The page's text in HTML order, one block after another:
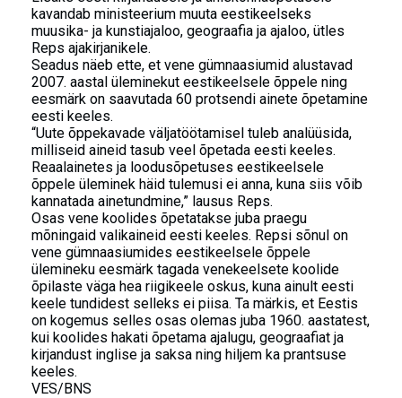
kavandab ministeerium muuta eestikeelseks
muusika- ja kunstiajaloo, geograafia ja ajaloo, ütles
Reps ajakirjanikele.
Seadus näeb ette, et vene gümnaasiumid alustavad
2007. aastal üleminekut eestikeelsele õppele ning
eesmärk on saavutada 60 protsendi ainete õpetamine
eesti keeles.
“Uute õppekavade väljatöötamisel tuleb analüüsida,
milliseid aineid tasub veel õpetada eesti keeles.
Reaalainetes ja loodusõpetuses eestikeelsele
õppele üleminek häid tulemusi ei anna, kuna siis võib
kannatada ainetundmine,” lausus Reps.
Osas vene koolides õpetatakse juba praegu
mõningaid valikaineid eesti keeles. Repsi sõnul on
vene gümnaasiumides eestikeelsele õppele
ülemineku eesmärk tagada venekeelsete koolide
õpilaste väga hea riigikeele oskus, kuna ainult eesti
keele tundidest selleks ei piisa. Ta märkis, et Eestis
on kogemus selles osas olemas juba 1960. aastatest,
kui koolides hakati õpetama ajalugu, geograafiat ja
kirjandust inglise ja saksa ning hiljem ka prantsuse
keeles.
VES/BNS